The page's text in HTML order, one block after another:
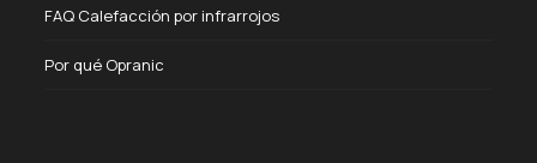
FAQ Calefacción por infrarrojos
Por qué Opranic